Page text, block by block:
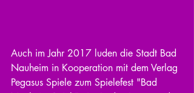
Auch im Jahr 2017 luden die Stadt Bad
Nauheim in Kooperation mit dem Verlag
Pegasus Spiele zum Spielefest "Bad